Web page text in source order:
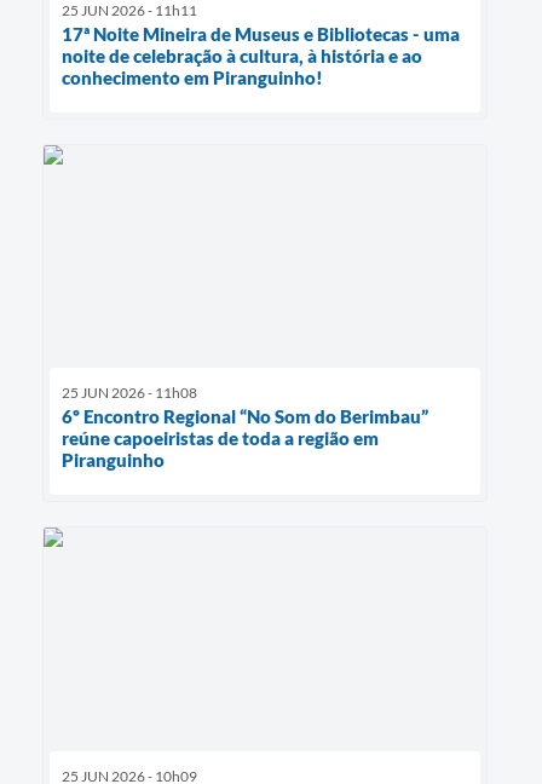
25 JUN 2026 - 11h11
17ª Noite Mineira de Museus e Bibliotecas - uma
noite de celebração à cultura, à história e ao
conhecimento em Piranguinho!
25 JUN 2026 - 11h08
6º Encontro Regional “No Som do Berimbau”
reúne capoeiristas de toda a região em
Piranguinho
25 JUN 2026 - 10h09